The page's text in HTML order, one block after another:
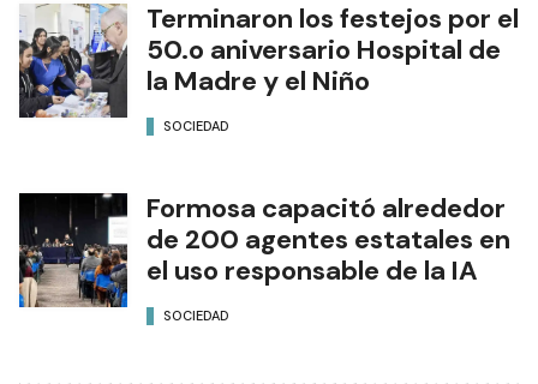
Terminaron los festejos por el
50.o aniversario Hospital de
la Madre y el Niño
SOCIEDAD
Formosa capacitó alrededor
de 200 agentes estatales en
el uso responsable de la IA
SOCIEDAD